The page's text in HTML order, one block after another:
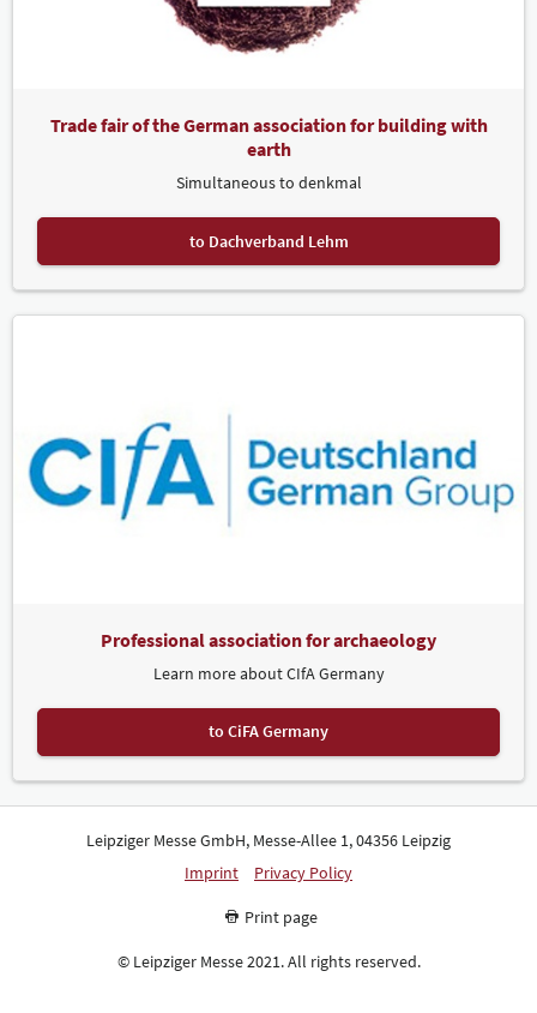
Trade fair of the German association for building with
earth
Simultaneous to denkmal
to Dachverband Lehm
Professional association for archaeology
Learn more about CIfA Germany
to CiFA Germany
Leipziger Messe GmbH, Messe-Allee 1, 04356 Leipzig
Imprint
Privacy Policy
Print page
© Leipziger Messe 2021. All rights reserved.